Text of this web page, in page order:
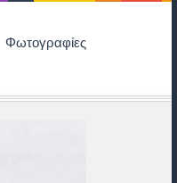
Φωτογραφίες